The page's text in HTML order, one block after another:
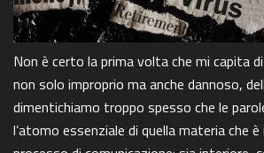
Non è certo la prima volta che mi capita
non solo improprio ma anche dannoso,
dimentichiamo troppo spesso che le
l’atomo essenziale di quella materia che